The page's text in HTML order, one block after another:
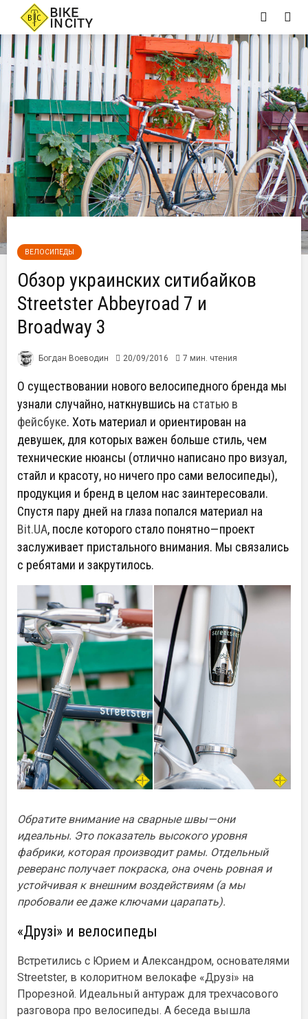
ВЕЛОСИПЕДЫ
Обзор украинских ситибайков
Streetster Abbeyroad 7 и
Broadway 3
Богдан Воеводин 20/09/2016 7 мин. чтения
О существовании нового велосипедного бренда мы
узнали случайно, наткнувшись на статью в
фейсбуке. Хоть материал и ориентирован на
девушек, для которых важен больше стиль, чем
технические нюансы (отлично написано про визуал,
стайл и красоту, но ничего про сами велосипеды),
продукция и бренд в целом нас заинтересовали.
Спустя пару дней на глаза попался материал на
Bit.UA, после которого стало понятно — проект
заслуживает пристального внимания. Мы связались
с ребятами и закрутилось.
Обратите внимание на сварные швы — они
идеальны. Это показатель высокого уровня
фабрики, которая производит рамы. Отдельный
реверанс получает покраска, она очень ровная и
устойчивая к внешним воздействиям (а мы
пробовали ее даже ключами царапать).
«Друзі» и велосипеды
Встретились с Юрием и Александром, основателями
Streetster, в колоритном велокафе «Друзі» на
Прорезной. Идеальный антураж для трехчасового
разговора про велосипеды. А беседа вышла